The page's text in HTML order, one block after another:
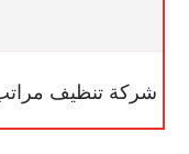
شركة تنظيف مراتب